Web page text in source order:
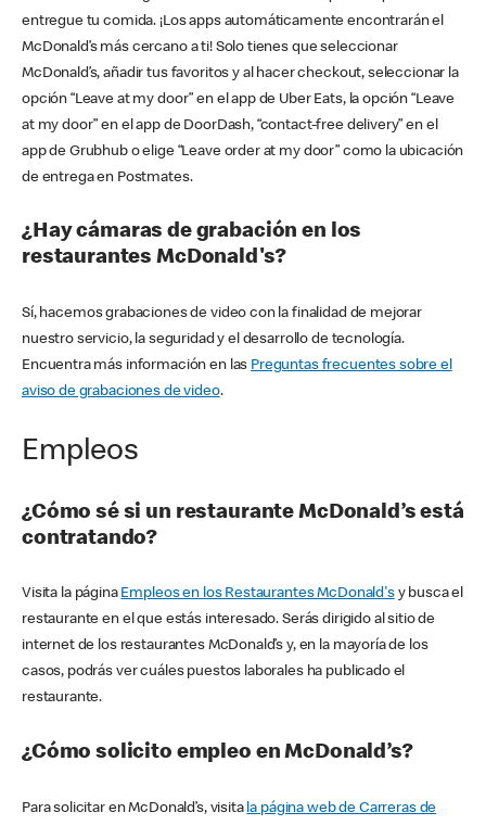
entregue tu comida. ¡Los apps automáticamente encontrarán el
McDonald’s más cercano a ti! Solo tienes que seleccionar
McDonald’s, añadir tus favoritos y al hacer checkout, seleccionar la
opción “Leave at my door” en el app de Uber Eats, la opción “Leave
at my door” en el app de DoorDash, “contact-free delivery” en el
app de Grubhub o elige “Leave order at my door” como la ubicación
de entrega en Postmates.
¿Hay cámaras de grabación en los
restaurantes McDonald's?
Sí, hacemos grabaciones de video con la finalidad de mejorar
nuestro servicio, la seguridad y el desarrollo de tecnología.
Encuentra más información en las Preguntas frecuentes sobre el
aviso de grabaciones de video.
Empleos
¿Cómo sé si un restaurante McDonald’s está
contratando?
Visita la página Empleos en los Restaurantes McDonald'sy busca el
restaurante en el que estás interesado. Serás dirigido al sitio de
internet de los restaurantes McDonald’s y, en la mayoría de los
casos, podrás ver cuáles puestos laborales ha publicado el
restaurante.
¿Cómo solicito empleo en McDonald’s?
Para solicitar en McDonald’s, visita la página web de Carreras de